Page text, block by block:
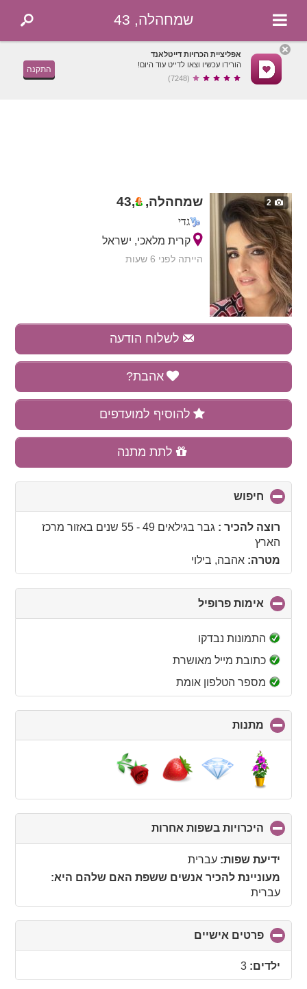
שמחהלה, 43
אפליציית הכרויות דייטלאנד
הורידו עכשיו וצאו לדייט עוד היום!
(7248)
התקנה
2 שמחהלה, ,
43
גדי
קרית מלאכי, ישראל
הייתה לפני 6 שעות
לשלוח הודעה
אהבת?
להוסיף למועדפים
לתת מתנה
חיפוש
to
collapseרוצה להכיר : גבר בגילאים 49 - 55 שנים באזור מרכז
הארץ
מטרה: אהבה, בילוי
אימות פרופיל
to
התמונות נבדקו
כתובת מייל מאושרת
מספר הטלפון אומת
מתנות
to
contents
היכרויות בשפות אחרות
to
ידיעת שפות: עברית
מעוניינת להכיר אנשים ששפת האם שלהם היא:
עברית
פרטים אישיים
to
ילדים: 3